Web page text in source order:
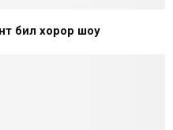
бил хорор шоу